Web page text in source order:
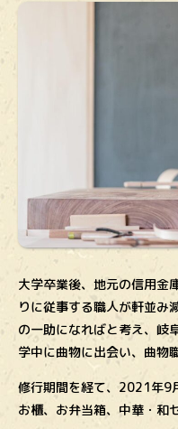
大学卒業後、地元の信用金
りに従事する職人が軒並み
の一助になればと考え、岐
学中に曲物に出会い、曲物
修行期間を経て、2021年9
お櫃、お弁当箱、中華・和